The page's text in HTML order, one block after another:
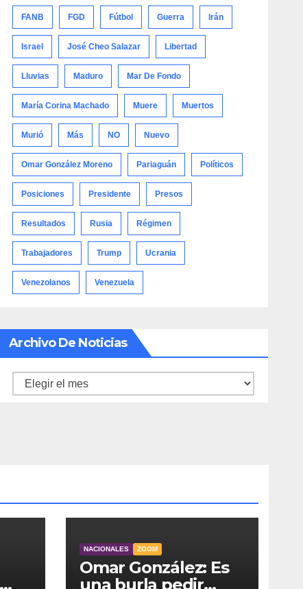
FANB FGD Fútbol Guerra Irán
Israel José Cheo Salazar Libertad
Lluvias Maduro Mar De Fondo
María Corina Machado Muere Muertos
Murió Más NO Nuevo
Omar González Moreno Pariaguán Políticos
Posiciones Presidente Presos
Resultados Rusia Régimen
Trabajadores Trump Ucrania
Venezolanos Venezuela
Archivo De Noticias
Archivo
NACIONALES ZOOM
Omar González: Es
una burla pedir